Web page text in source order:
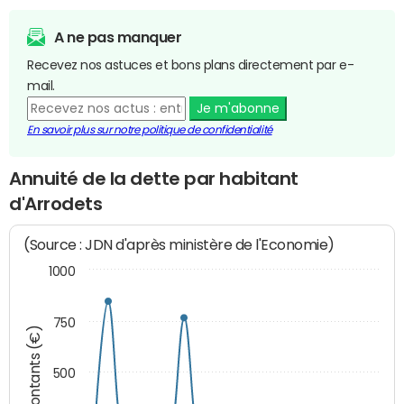
A ne pas manquer
Recevez nos astuces et bons plans directement par e-
mail.
Je m'abonne
En savoir plus sur notre politique de confidentialité
Annuité de la dette par habitant
d'Arrodets
Montants (€)
(Source : JDN d'après ministère de l'Economie)
500
750
1000